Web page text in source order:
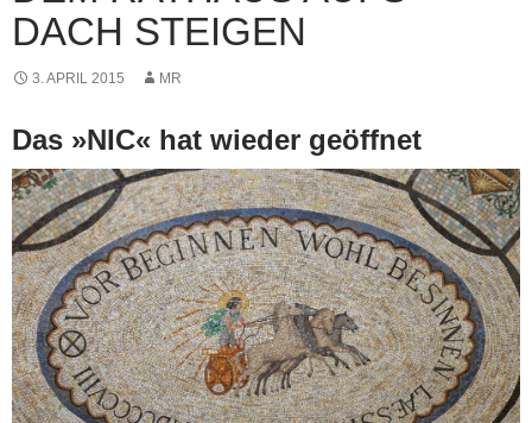
DACH STEIGEN
3. APRIL 2015 MR
Das »NIC« hat wieder geöffnet